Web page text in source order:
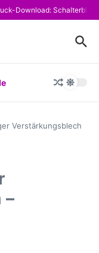
Download:
Verstärkungsblech
–